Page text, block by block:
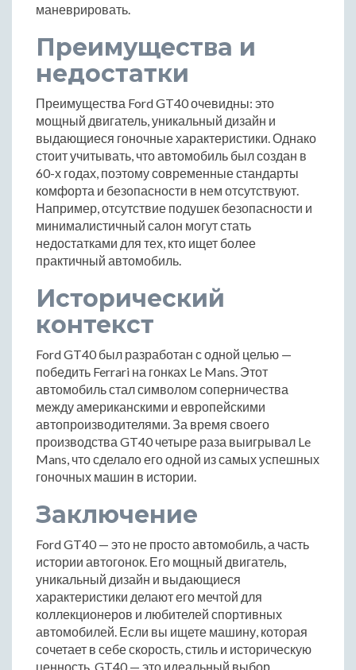
маневрировать.
Преимущества и
недостатки
Преимущества Ford GT40 очевидны: это
мощный двигатель, уникальный дизайн и
выдающиеся гоночные характеристики. Однако
стоит учитывать, что автомобиль был создан в
60-х годах, поэтому современные стандарты
комфорта и безопасности в нем отсутствуют.
Например, отсутствие подушек безопасности и
минималистичный салон могут стать
недостатками для тех, кто ищет более
практичный автомобиль.
Исторический
контекст
Ford GT40 был разработан с одной целью —
победить Ferrari на гонках Le Mans. Этот
автомобиль стал символом соперничества
между американскими и европейскими
автопроизводителями. За время своего
производства GT40 четыре раза выигрывал Le
Mans, что сделало его одной из самых успешных
гоночных машин в истории.
Заключение
Ford GT40 — это не просто автомобиль, а часть
истории автогонок. Его мощный двигатель,
уникальный дизайн и выдающиеся
характеристики делают его мечтой для
коллекционеров и любителей спортивных
автомобилей. Если вы ищете машину, которая
сочетает в себе скорость, стиль и историческую
ценность, GT40 — это идеальный выбор.